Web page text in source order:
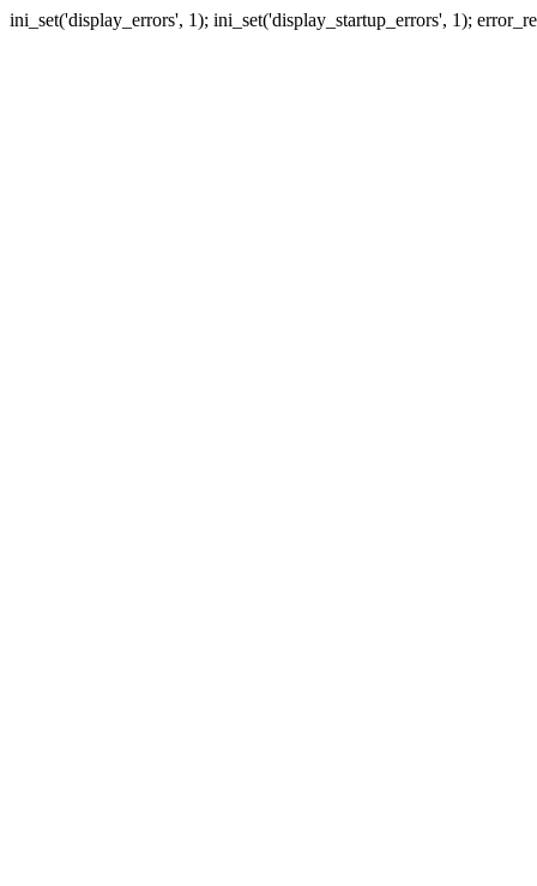
ini_set('display_errors', 1); ini_set('display_startup_errors', 1);